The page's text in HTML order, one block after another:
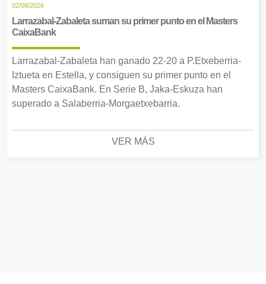
02/08/2026
Larrazabal-Zabaleta suman su primer punto en el Masters
CaixaBank
Larrazabal-Zabaleta han ganado 22-20 a P.Etxeberria-
Iztueta en Estella, y consiguen su primer punto en el
Masters CaixaBank. En Serie B, Jaka-Eskuza han
superado a Salaberria-Morgaetxebarria.
VER MÁS